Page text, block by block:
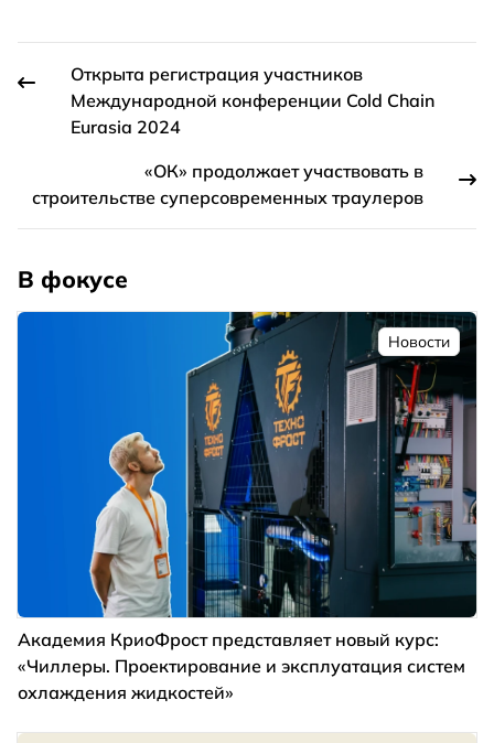
Открыта регистрация участников
Международной конференции Cold Chain
Eurasia 2024
«ОК» продолжает участвовать в
строительстве суперсовременных траулеров
В фокусе
Новости
Академия КриоФрост представляет новый курс:
«Чиллеры. Проектирование и эксплуатация систем
охлаждения жидкостей»